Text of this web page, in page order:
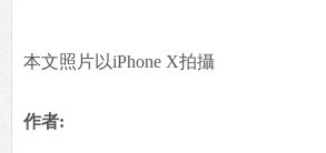
本文照片以iPhone X拍攝
作者: